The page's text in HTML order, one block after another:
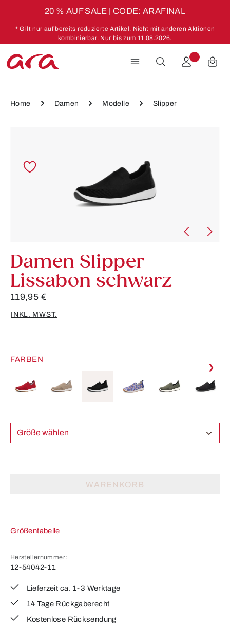
20 % AUF SALE | CODE: ARAFINAL
* Gilt nur auf bereits reduzierte Artikel. Nicht mit anderen Aktionen
kombinierbar. Nur bis zum 11.08.2026.
Home Damen Modelle Slipper
Damen Slipper
Lissabon schwarz
119,95 €
INKL. MWST.
FARBEN
❯
Größe wählen
WARENKORB
Größentabelle
Herstellernummer:
12-54042-11
Lieferzeit ca. 1-3 Werktage
14 Tage Rückgaberecht
Kostenlose Rücksendung